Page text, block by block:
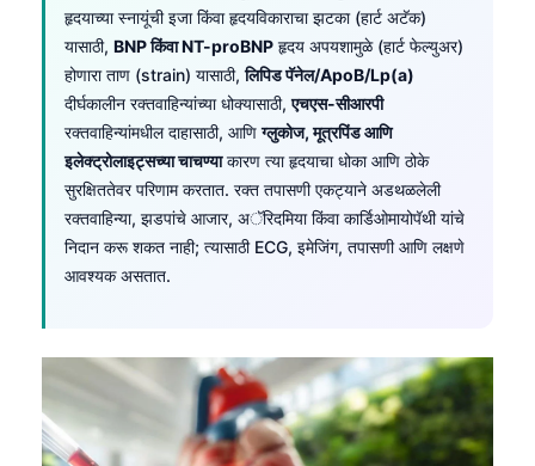
हृदयाच्या स्नायूंची इजा किंवा हृदयविकाराचा झटका (हार्ट अटॅक)
यासाठी, BNP किंवा NT-proBNP हृदय अपयशामुळे (हार्ट फेल्युअर)
होणारा ताण (strain) यासाठी,लिपिड पॅनेल/ApoB/Lp(a)
दीर्घकालीन रक्तवाहिन्यांच्या धोक्यासाठी,एचएस-सीआरपी
रक्तवाहिन्यांमधील दाहासाठी, आणिग्लुकोज, मूत्रपिंड आणि
इलेक्ट्रोलाइट्सच्या चाचण्याकारण त्या हृदयाचा धोका आणि ठोके
सुरक्षिततेवर परिणाम करतात. रक्त तपासणी एकट्याने अडथळलेली
रक्तवाहिन्या, झडपांचे आजार, अॅरिदमिया किंवा कार्डिओमायोपॅथी यांचे
निदान करू शकत नाही; त्यासाठी ECG, इमेजिंग, तपासणी आणि लक्षणे
आवश्यक असतात.